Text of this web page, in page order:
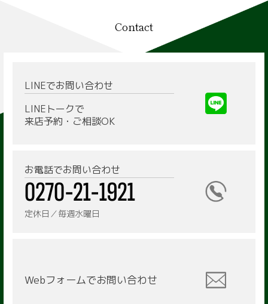
Contact
LINEでお問い合わせ
LINEトークで
来店予約・ご相談OK
お電話でお問い合わせ
定休日／毎週水曜日
Webフォームでお問い合わせ